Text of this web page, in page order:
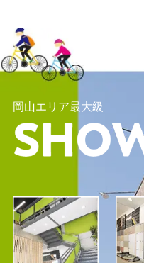
岡山エリア最大級